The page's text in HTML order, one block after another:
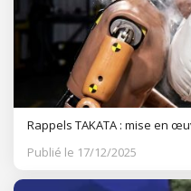
Rappels TAKATA : mise en
Publié le 17/12/2025